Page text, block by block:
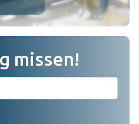
missen!